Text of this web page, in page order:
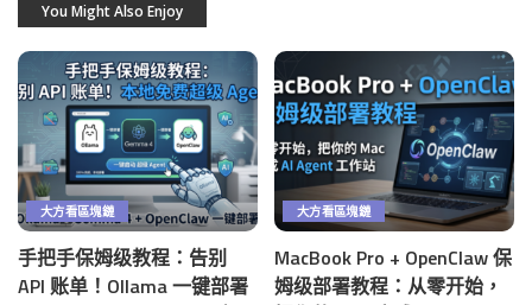
You Might Also Enjoy
大方看區塊鏈
手把手保姆级教程：告别
API 账单！Ollama 一键部署
大方看區塊鏈
MacBook Pro + OpenClaw 保
姆级部署教程：从零开始，